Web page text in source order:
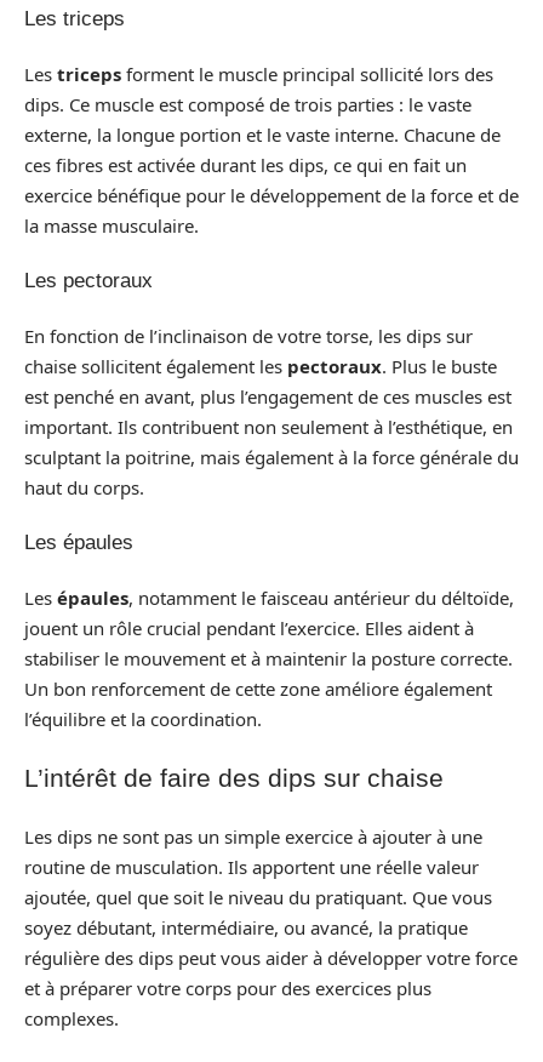
Les triceps
Les triceps forment le muscle principal sollicité lors des
dips. Ce muscle est composé de trois parties : le vaste
externe, la longue portion et le vaste interne. Chacune de
ces fibres est activée durant les dips, ce qui en fait un
exercice bénéfique pour le développement de la force et de
la masse musculaire.
Les pectoraux
En fonction de l’inclinaison de votre torse, les dips sur
chaise sollicitent également les pectoraux. Plus le buste
est penché en avant, plus l’engagement de ces muscles est
important. Ils contribuent non seulement à l’esthétique, en
sculptant la poitrine, mais également à la force générale du
haut du corps.
Les épaules
Les épaules, notamment le faisceau antérieur du déltoïde,
jouent un rôle crucial pendant l’exercice. Elles aident à
stabiliser le mouvement et à maintenir la posture correcte.
Un bon renforcement de cette zone améliore également
l’équilibre et la coordination.
L’intérêt de faire des dips sur chaise
Les dips ne sont pas un simple exercice à ajouter à une
routine de musculation. Ils apportent une réelle valeur
ajoutée, quel que soit le niveau du pratiquant. Que vous
soyez débutant, intermédiaire, ou avancé, la pratique
régulière des dips peut vous aider à développer votre force
et à préparer votre corps pour des exercices plus
complexes.